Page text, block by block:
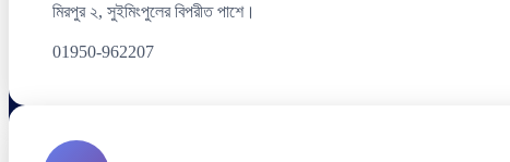
মিরপুর ২, সুইমিংপুলের বিপরীত পাশে।
01950-962207